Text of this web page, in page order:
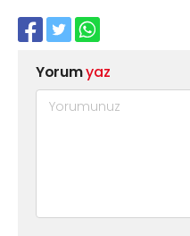
Yorumyaz